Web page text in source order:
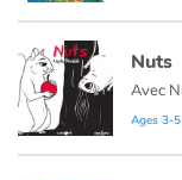
Nuts
Ages 3-5